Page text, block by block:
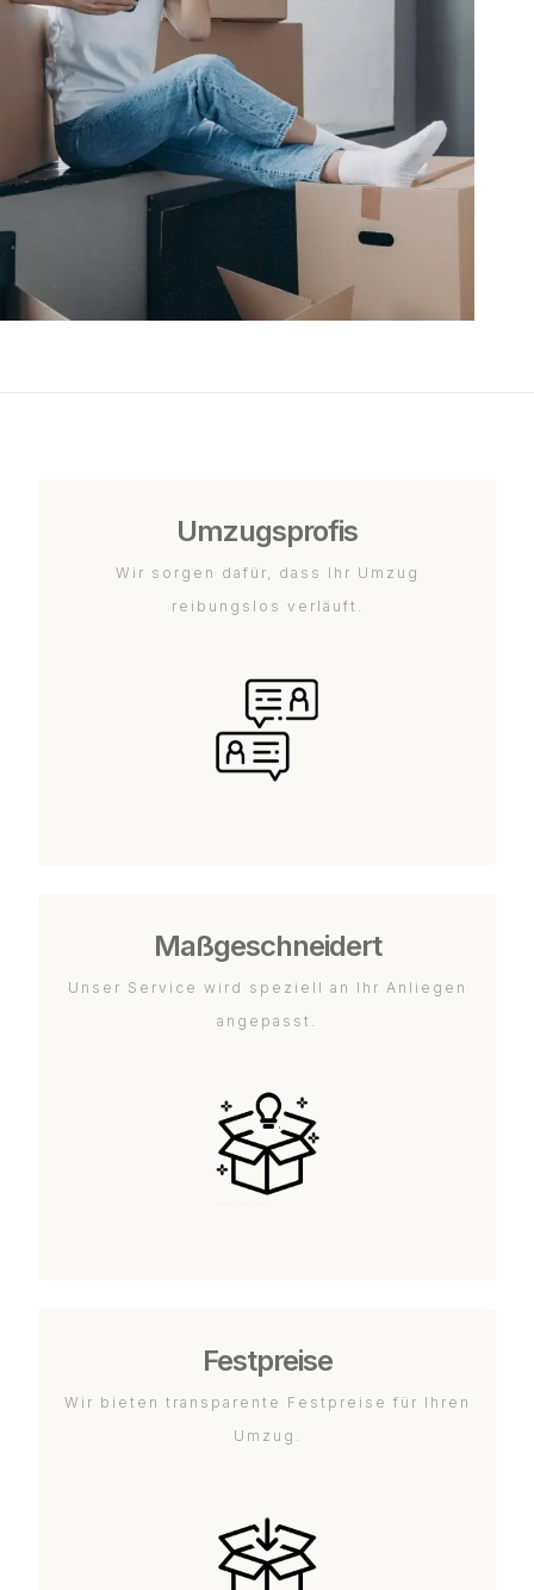
Umzugsprofis
Wir sorgen dafür, dass Ihr Umzug
reibungslos verläuft.
Maßgeschneidert
Unser Service wird speziell an Ihr Anliegen
angepasst.
Festpreise
Wir bieten transparente Festpreise für Ihren
Umzug.